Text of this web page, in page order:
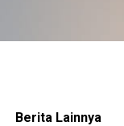
Berita Lainnya